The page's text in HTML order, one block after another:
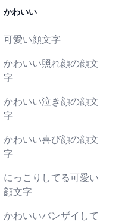
かわいい
可愛い顔文字
かわいい照れ顔の顔文
字
かわいい泣き顔の顔文
字
かわいい喜び顔の顔文
字
にっこりしてる可愛い
顔文字
かわいいバンザイして